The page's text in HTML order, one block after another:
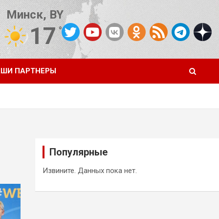
Минск, BY
17°C
от OpenWeatherMap
ПАРТНЕРЫ
Популярные
Извините. Данных пока нет.